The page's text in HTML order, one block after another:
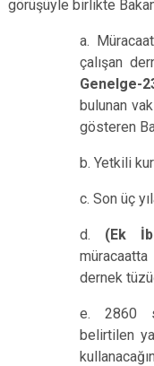
görüşüyle birlikte
a.
çalışan
bulunan
gösteren
b. Yetkili
c. Son üç
d. (Ek
dernek
e. 2860
belirtilen